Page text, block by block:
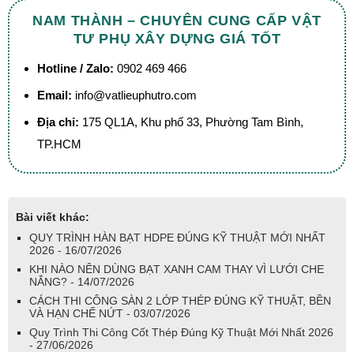
NAM THÀNH – CHUYÊN CUNG CẤP VẬT
TƯ PHỤ XÂY DỰNG GIÁ TỐT
Hotline / Zalo: 0902 469 466
Email: info@vatlieuphutro.com
Địa chỉ: 175 QL1A, Khu phố 33, Phường Tam Bình,
TP.HCM
Bài viết khác:
QUY TRÌNH HÀN BẠT HDPE ĐÚNG KỸ THUẬT MỚI NHẤT
2026 - 16/07/2026
KHI NÀO NÊN DÙNG BẠT XANH CAM THAY VÌ LƯỚI CHE
NẮNG? - 14/07/2026
CÁCH THI CÔNG SÀN 2 LỚP THÉP ĐÚNG KỸ THUẬT, BỀN
VÀ HẠN CHẾ NỨT - 03/07/2026
Quy Trình Thi Công Cốt Thép Đúng Kỹ Thuật Mới Nhất 2026
- 27/06/2026